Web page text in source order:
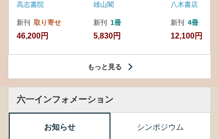
高志書院
新刊 取り寄せ
46,200円
雄山閣
新刊 1冊
5,830円
八木書店
新刊 4冊
12,100円
もっと見る
六一インフォメーション
お知らせ シンポジウム